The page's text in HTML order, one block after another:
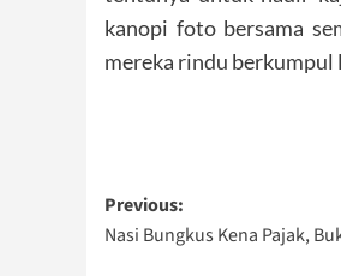
kanopi foto bersama
mereka rindu
Post
navigation
Previous:
Nasi Bungkus Kena Pajak,